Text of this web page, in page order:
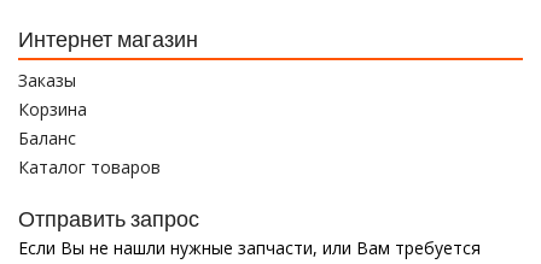
Интернет магазин
Заказы
Корзина
Баланс
Каталог товаров
Отправить запрос
Если Вы не нашли нужные запчасти, или Вам требуется